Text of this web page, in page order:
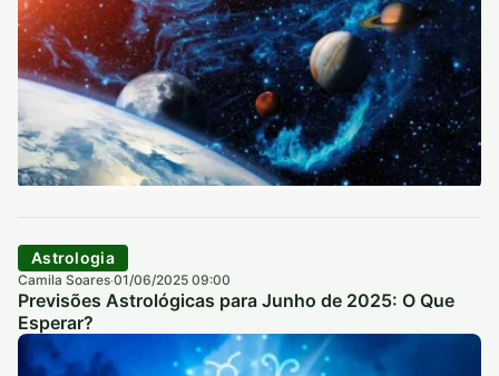
Astrologia
Camila Soares·01/06/2025 09:00
Previsões Astrológicas para Junho de 2025: O Que
Esperar?